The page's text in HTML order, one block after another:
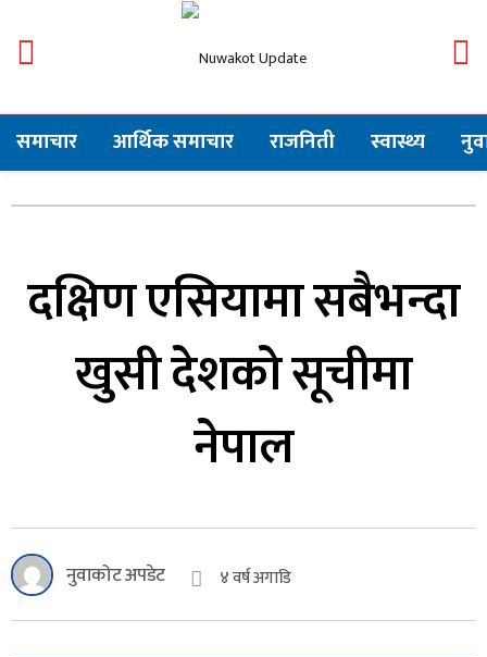
समाचार आर्थिक समाचार राजनिती स्वास्थ्य
दक्षिण एसियामा सबैभन्दा
खुसी देशको सूचीमा
नेपाल
नुवाकोट अपडेट ४ वर्ष अगाडि